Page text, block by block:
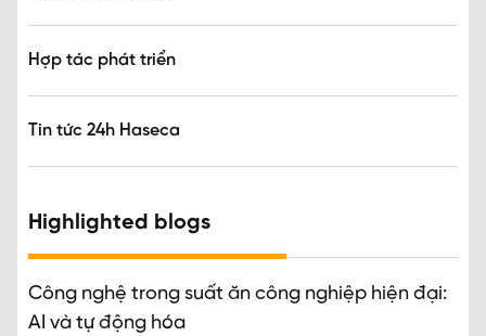
Hợp tác phát triển
Tin tức 24h Haseca
Highlighted blogs
Công nghệ trong suất ăn công nghiệp hiện đại:
AI và tự động hóa